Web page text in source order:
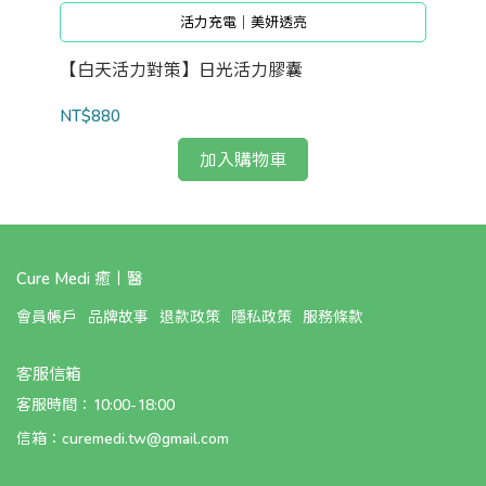
活力充電｜美妍透亮
【白天活力對策】日光活力膠囊
NT$880
加入購物車
Cure Medi 癒丨醫
會員帳戶 品牌故事 退款政策 隱私政策 服務條款
客服信箱
客服時間：10:00-18:00
信箱：curemedi.tw@gmail.com